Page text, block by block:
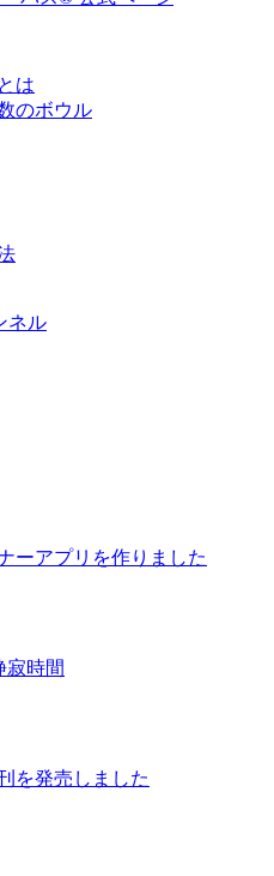
は
のボウル
ネル
ーアプリを作りました
寂時間
を発売しました